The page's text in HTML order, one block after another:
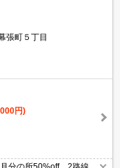
張町５丁目
円)